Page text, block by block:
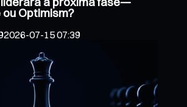
Optimism?
2026-07-15 07:39